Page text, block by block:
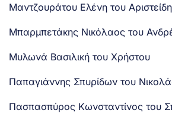
Μαντζουράτου Ελένη του Αριστείδη
Μπαρμπετάκης Νικόλαος του
Μυλωνά Βασιλική του Χρήστου
Παπαγιάννης Σπυρίδων του
Πασπασπύρος Κωνσταντίνος του